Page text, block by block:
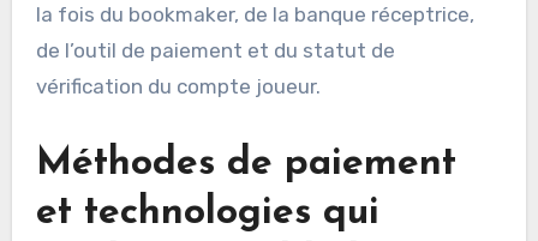
la fois du bookmaker, de la banque réceptrice,
de l’outil de paiement et du statut de
vérification du compte joueur.
Méthodes de paiement
et technologies qui